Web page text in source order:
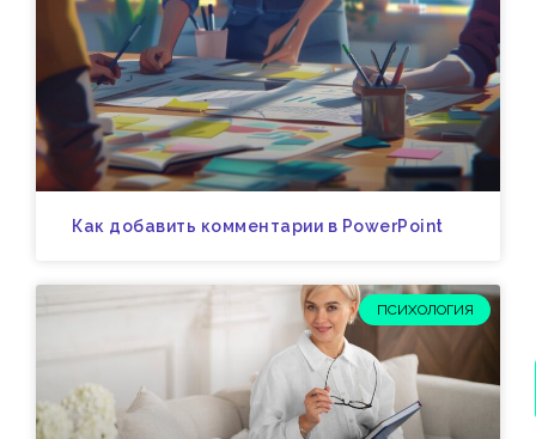
Как добавить комментарии в PowerPoint
ПСИХОЛОГИЯ